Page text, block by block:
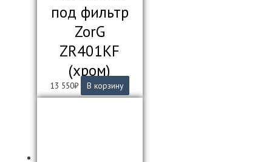
под фильтр
ZorG
ZR401KF
(хром)
13 550₽ В корзину